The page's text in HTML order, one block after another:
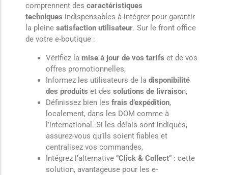
comprennent des caractéristiques
techniques indispensables à intégrer pour garantir
la pleine satisfaction utilisateur. Sur le front office
de votre e-boutique :
Vérifiez la mise à jour de vos tarifs et de vos
offres promotionnelles,
Informez les utilisateurs de la disponibilité
des produits et des solutions de livraison,
Définissez bien les frais d’expédition,
localement, dans les DOM comme à
l’international. Si les délais sont indiqués,
assurez-vous qu’ils soient fiables et
centralisez vos commandes,
Intégrez l’alternative “Click & Collect” : cette
solution, avantageuse pour les e-